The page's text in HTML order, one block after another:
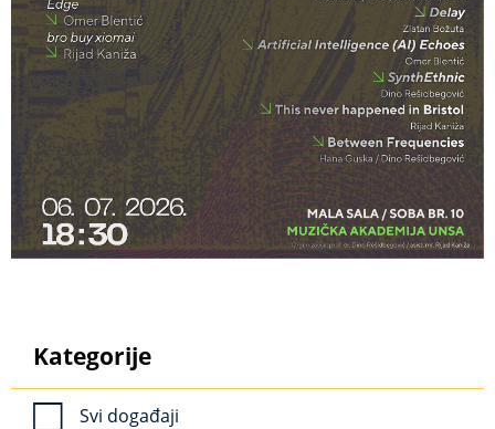
Kategorije
Svi događaji